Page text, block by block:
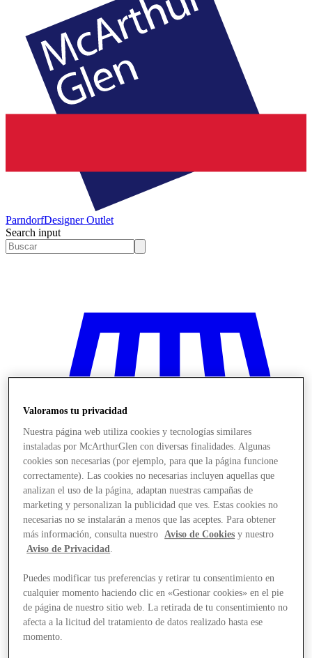
ParndorfDesigner Outlet
Search input
Stores
Valoramos tu privacidad
Nuestra página web utiliza cookies y tecnologías similares
instaladas por McArthurGlen con diversas finalidades. Algunas
cookies son necesarias (por ejemplo, para que la página funcione
correctamente). Las cookies no necesarias incluyen aquellas que
analizan el uso de la página, adaptan nuestras campañas de
marketing y personalizan la publicidad que ves. Estas cookies no
necesarias no se instalarán a menos que las aceptes. Para obtener
más información, consulta nuestro
Aviso de Cookies y nuestro
Aviso de Privacidad
Puedes modificar tus preferencias y retirar tu consentimiento en
cualquier momento haciendo clic en «Gestionar cookies» en el pie
de página de nuestro sitio web. La retirada de tu consentimiento no
afecta a la licitud del tratamiento de datos realizado hasta ese
momento.